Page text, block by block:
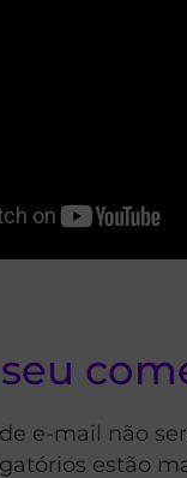
e-mail não
estão